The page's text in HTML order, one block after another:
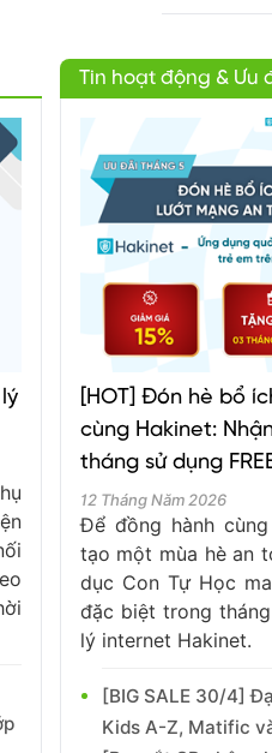
Tin hoạt động & Ưu
[HOT] Đón hè bổ
cùng Hakinet:
tháng sử dụng
12 Tháng Năm 2026
Để đồng hành
tạo một mùa hè an
dục Con Tự Học
đặc biệt trong
lý internet Hakinet.
[BIG SALE 30/4]
Kids A-Z, Matific